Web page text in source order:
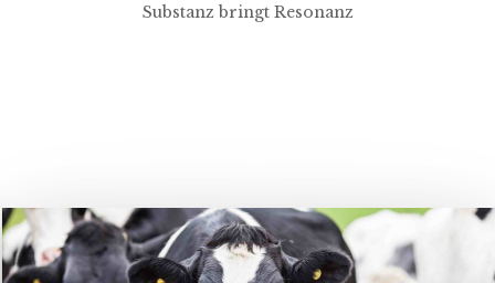
Substanz bringt Resonanz